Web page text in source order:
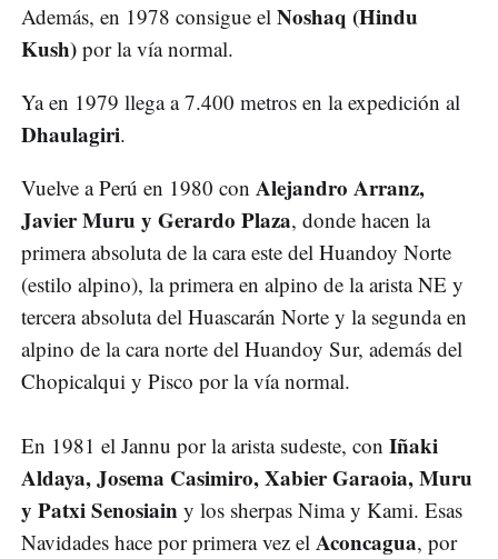
Además, en 1978 consigue el Noshaq (Hindu
Kush) por la vía normal.
Ya en 1979 llega a 7.400 metros en la expedición al
Dhaulagiri.
Vuelve a Perú en 1980 con Alejandro Arranz,
Javier Muru y Gerardo Plaza, donde hacen la
primera absoluta de la cara este del Huandoy Norte
(estilo alpino), la primera en alpino de la arista NE y
tercera absoluta del Huascarán Norte y la segunda en
alpino de la cara norte del Huandoy Sur, además del
Chopicalqui y Pisco por la vía normal.
En 1981 el Jannu por la arista sudeste, con Iñaki
Aldaya, Josema Casimiro, Xabier Garaoia, Muru
y Patxi Senosiain y los sherpas Nima y Kami. Esas
Navidades hace por primera vez el Aconcagua, por